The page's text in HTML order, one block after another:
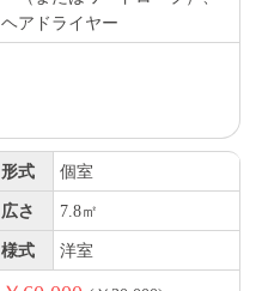
ヘアドライヤー
形式 個室
広さ 7.8㎡
様式 洋室